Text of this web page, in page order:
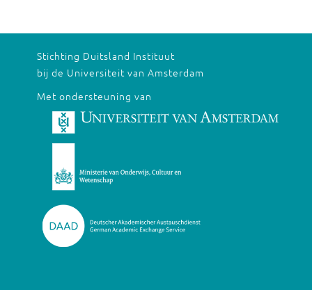
Stichting Duitsland Instituut
bij de Universiteit van Amsterdam
Met ondersteuning van